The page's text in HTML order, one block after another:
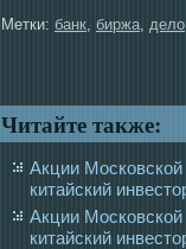
Метки: банк, биржа, дело
Читайте также:
Акции
китайский
Акции
китайский